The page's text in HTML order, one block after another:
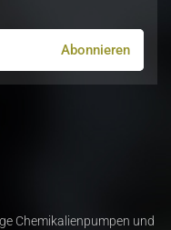
Chemikalienpumpen und